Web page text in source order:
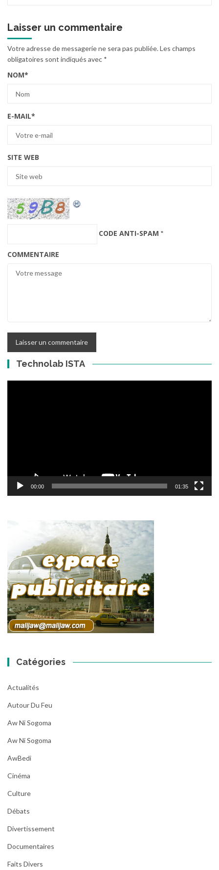
Laisser un commentaire
Votre adresse de messagerie ne sera pas publiée.Les champs
obligatoires sont indiqués avec *
NOM*
E-MAIL*
SITE WEB
CODE ANTI-SPAM *
COMMENTAIRE
Technolab ISTA
00:00 01:35
Catégories
Actualités
Autour Du Feu
Aw Ni Sogoma
Aw Ni Sogoma
AwBedi
Cinéma
Culture
Débats
Divertissement
Documentaires
Faits Divers